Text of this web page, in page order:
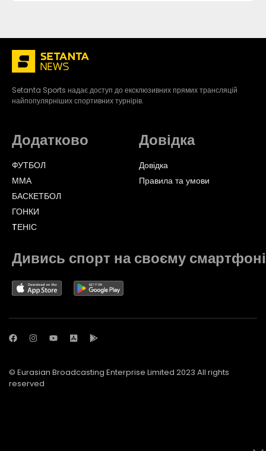
Setanta Sports надає доступ до ексклюзивних прямих трансляцій
найпопулярніших спортивних турнірів.
Додатково
ФУТБОЛ
ММА
БАСКЕТБОЛ
ГОНКИ
TЕНІС
Довідка
Довідка
Правила та умови
Дивись спорт на своєму смартфоні
© Eurasian Broadcasting Enterprise Limited 2023 All rights
reserved